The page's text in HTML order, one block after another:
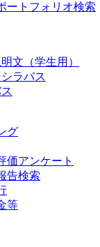
ートフォリオ検索
文（学生用）
ラバス
グ
価アンケート
告検索
等